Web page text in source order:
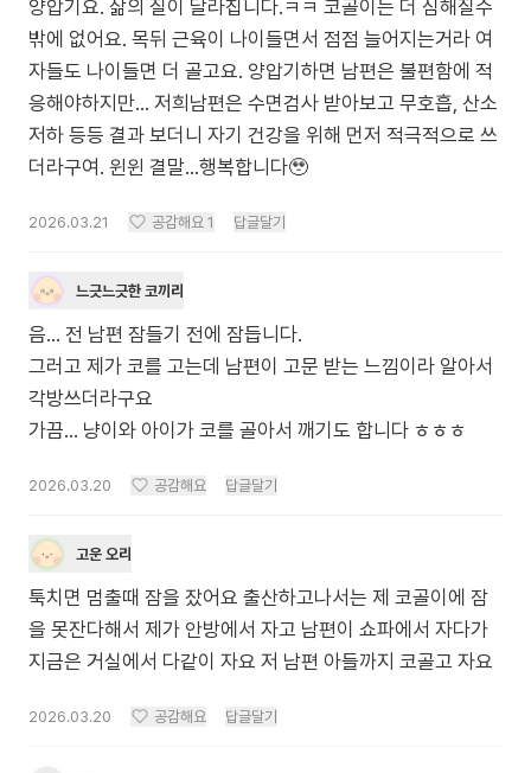
양압기요. 삶의 질이 달라집니다.ㅋㅋ 코골이는 더 심해질수
밖에 없어요. 목뒤 근육이 나이들면서 점점 늘어지는거라 여
자들도 나이들면 더 골고요. 양압기하면 남편은 불편함에 적
응해야하지만... 저희남편은 수면검사 받아보고 무호흡, 산소
저하 등등 결과 보더니 자기 건강을 위해 먼저 적극적으로 쓰
더라구여. 윈윈 결말...행복합니다🥹
2026.03.21 공감해요 1 답글달기
느긋느긋한 코끼리
음... 전 남편 잠들기 전에 잠듭니다.
그러고 제가 코를 고는데 남편이 고문 받는 느낌이라 알아서
각방쓰더라구요
가끔... 냥이와 아이가 코를 골아서 깨기도 합니다 ㅎㅎㅎ
2026.03.20 공감해요 답글달기
고운 오리
툭치면 멈출때 잠을 잤어요 출산하고나서는 제 코골이에 잠
을 못잔다해서 제가 안방에서 자고 남편이 쇼파에서 자다가
지금은 거실에서 다같이 자요 저 남편 아들까지 코골고 자요
2026.03.20 공감해요 답글달기